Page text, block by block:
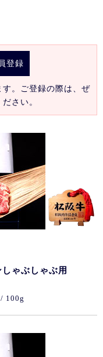
登録
。ご登録の際は、ぜ
さい。
ゃぶしゃぶ用
/ 100g